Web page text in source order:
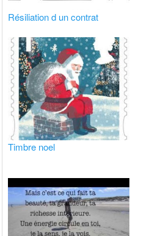
Résiliation d un contrat
Timbre noel